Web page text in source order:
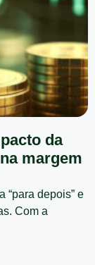
da
margem
“para depois” e
Com a